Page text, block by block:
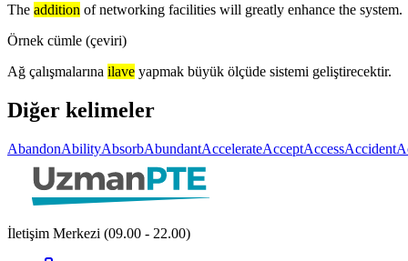
The addition of networking facilities will greatly enhance the system.
Örnek cümle (çeviri)
Ağ çalışmalarına ilave yapmak büyük ölçüde sistemi geliştirecektir.
Diğer kelimeler
AbandonAbilityAbsorbAbundantAccelerateAcceptAccessAccident
İletişim Merkezi (09.00 - 22.00)